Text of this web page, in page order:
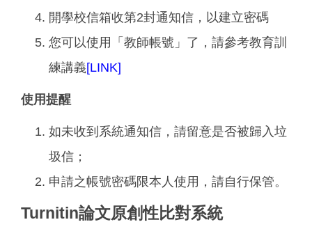
開學校信箱收第2封通知信，以建立密碼
您可以使用「教師帳號」了，請參考教育訓
練講義[LINK]
使用提醒
如未收到系統通知信，請留意是否被歸入垃
圾信；
申請之帳號密碼限本人使用，請自行保管。
Turnitin論文原創性比對系統